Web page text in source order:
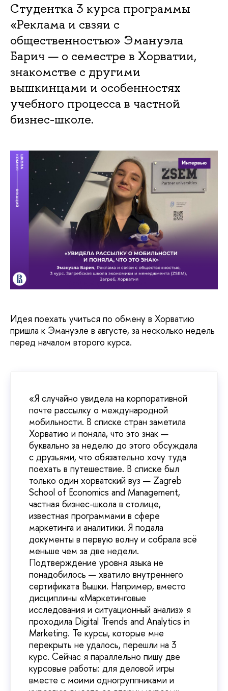
Студентка 3 курса программы
«Реклама и свзяи с
общественностью» Эмануэла
Барич — о семестре в Хорватии,
знакомстве с другими
вышкинцами и особенностях
учебного процесса в частной
бизнес-школе.
Идея поехать учиться по обмену в Хорватию
пришла к Эмануэле в августе, за несколько недель
перед началом второго курса.
«Я случайно увидела на корпоративной
почте рассылку о международной
мобильности. В списке стран заметила
Хорватию и поняла, что это знак —
буквально за неделю до этого обсуждала
с друзьями, что обязательно хочу туда
поехать в путешествие. В списке был
только один хорватский вуз — Zagreb
School of Economics and Management,
частная бизнес-школа в столице,
известная программами в сфере
маркетинга и аналитики. Я подала
документы в первую волну и собрала всё
меньше чем за две недели.
Подтверждение уровня языка не
понадобилось — хватило внутреннего
сертификата Вышки. Например, вместо
дисциплины «Маркетинговые
исследования и ситуационный анализ» я
проходила Digital Trends and Analytics in
Marketing. Те курсы, которые мне
перекрыть не удалось, перешли на 3
курс. Сейчас я параллельно пишу две
курсовые работы: для деловой игры
вместе с моими одногруппниками и